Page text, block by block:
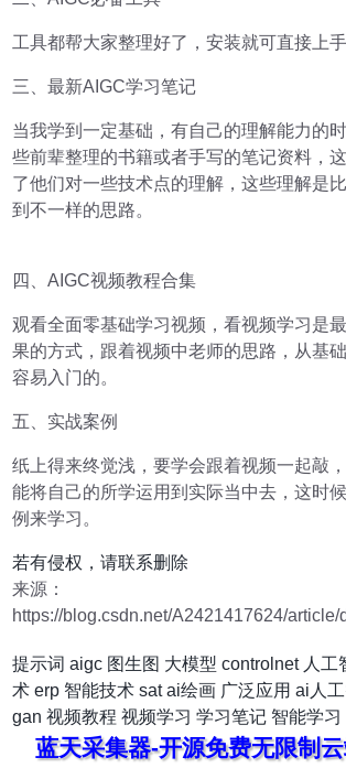
工具都帮大家整理好了，安装就可直接上手
三、最新AIGC学习笔记
当我学到一定基础，有自己的理解能力的
些前辈整理的书籍或者手写的笔记资料，
了他们对一些技术点的理解，这些理解是
到不一样的思路。
四、AIGC视频教程合集
观看全面零基础学习视频，看视频学习是
果的方式，跟着视频中老师的思路，从基
容易入门的。
五、实战案例
纸上得来终觉浅，要学会跟着视频一起敲
能将自己的所学运用到实际当中去，这时
例来学习。
若有侵权，请联系删除
来源：
https://blog.csdn.net/A2421417624/
提示词 aigc 图生图 大模型 controlnet 人工
术 erp 智能技术 sat ai绘画 广泛应用 ai人
gan 视频教程 视频学习 学习笔记 智能学习
蓝天采集器-开源免费无限制